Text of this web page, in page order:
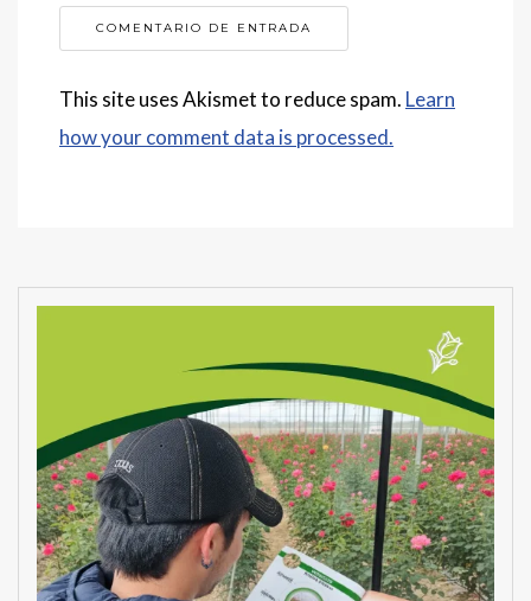
This site uses Akismet to reduce spam. Learn
how your comment data is processed.